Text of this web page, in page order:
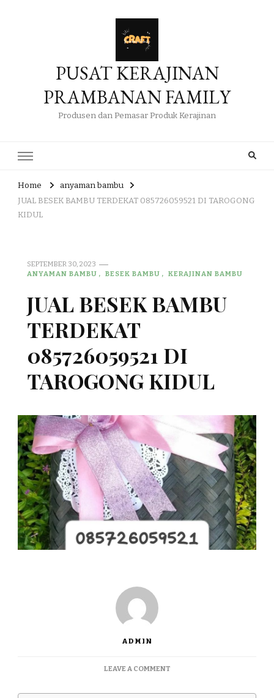
PUSAT KERAJINAN
PRAMBANAN FAMILY
Produsen dan Pemasar Produk Kerajinan
Home
anyaman bambu
JUAL BESEK BAMBU TERDEKAT 085726059521 DI TAROGONG
KIDUL
SEPTEMBER 30, 2023
ANYAMAN BAMBU
BESEK BAMBU KERAJINAN BAMBU
JUAL BESEK BAMBU
TERDEKAT
085726059521 DI
TAROGONG KIDUL
ADMIN
LEAVE A COMMENTON